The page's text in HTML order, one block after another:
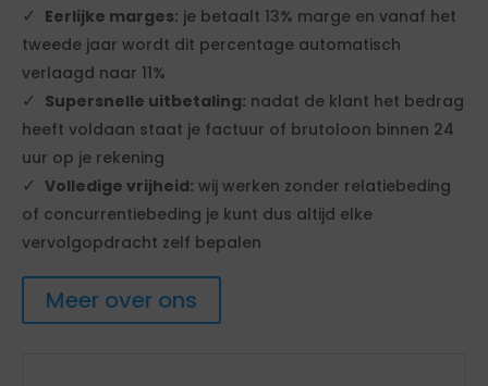
Eerlijke marges: je betaalt 13% marge en vanaf het
tweede jaar wordt dit percentage automatisch
verlaagd naar 11%
Supersnelle uitbetaling: nadat de klant het bedrag
heeft voldaan staat je factuur of brutoloon binnen 24
uur op je rekening
Volledige vrijheid: wij werken zonder relatiebeding
of concurrentiebeding je kunt dus altijd elke
vervolgopdracht zelf bepalen
Meer over ons